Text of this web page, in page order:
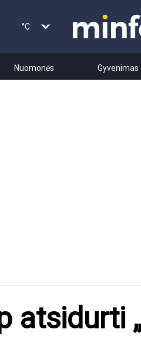
°C
Nuomonės Gyvenimas
atsidurti